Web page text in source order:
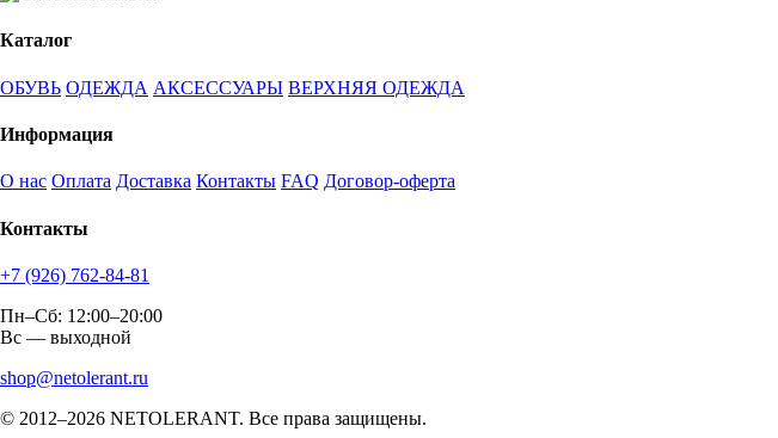
Каталог
ОБУВЬ ОДЕЖДА АКСЕССУАРЫ ВЕРХНЯЯ ОДЕЖДА
Информация
О нас Оплата Доставка Контакты FAQ Договор-оферта
Контакты
+7 (926) 762-84-81
Пн–Сб: 12:00–20:00
Вс — выходной
shop@netolerant.ru
© 2012–2026 NETOLERANT. Все права защищены.